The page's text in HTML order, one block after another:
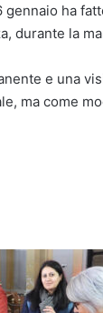
gennaio ha
durante la
e una
ma come